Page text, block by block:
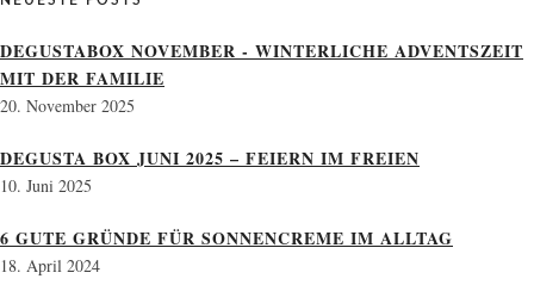
DEGUSTABOX NOVEMBER - WINTERLICHE ADVENTSZEIT
MIT DER FAMILIE
20. November 2025
DEGUSTA BOX JUNI 2025 – FEIERN IM FREIEN
10. Juni 2025
6 GUTE GRÜNDE FÜR SONNENCREME IM ALLTAG
18. April 2024